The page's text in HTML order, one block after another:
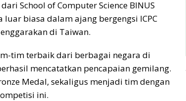
School of Computer Science BINUS
biasa dalam ajang bergengsi ICPC
di Taiwan.
tim terbaik dari berbagai negara di
mencatatkan pencapaian gemilang.
Medal, sekaligus menjadi tim dengan
ini.